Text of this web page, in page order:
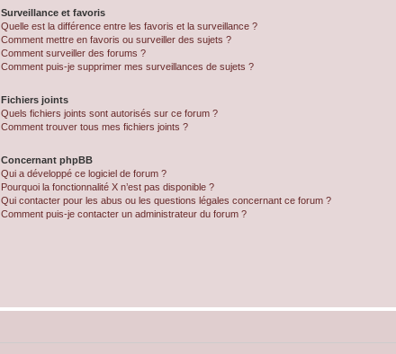
Surveillance et favoris
Quelle est la différence entre les favoris et la surveillance ?
Comment mettre en favoris ou surveiller des sujets ?
Comment surveiller des forums ?
Comment puis-je supprimer mes surveillances de sujets ?
Fichiers joints
Quels fichiers joints sont autorisés sur ce forum ?
Comment trouver tous mes fichiers joints ?
Concernant phpBB
Qui a développé ce logiciel de forum ?
Pourquoi la fonctionnalité X n’est pas disponible ?
Qui contacter pour les abus ou les questions légales concernant ce forum ?
Comment puis-je contacter un administrateur du forum ?